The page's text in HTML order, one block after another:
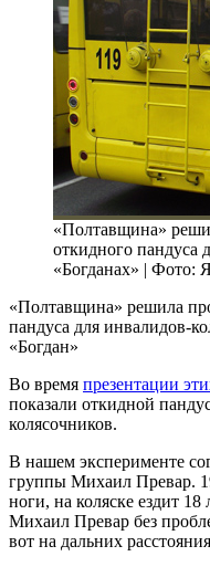
«Полтавщина»
откидного пандуса
«Богданах» | Фото:
«Полтавщина» решила
пандуса для инвалидов-
«Богдан»
Во время презентации
показали откидной
колясочников.
В нашем эксперименте
группы Михаил Превар.
ноги, на коляске ездит 18
Михаил Превар без
вот на дальних